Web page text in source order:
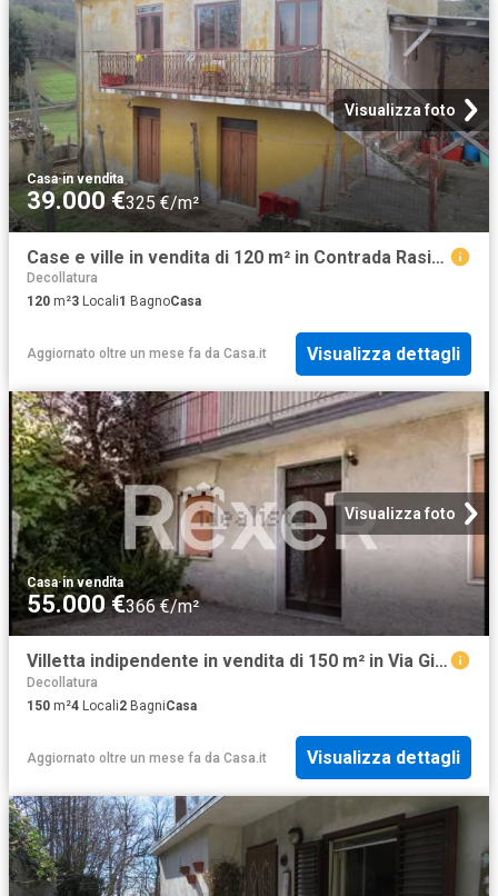
Visualizza foto
Casa·in vendita
39.000 €325 €/m²
Case e ville in vendita di 120 m² in Contrada Rasizzo, 28
Decollatura
120 m²3 Locali1 BagnoCasa
Aggiornato oltre un mese fa da Casa.it Visualizza dettagli
Visualizza foto
Casa·in vendita
55.000 €366 €/m²
Villetta indipendente in vendita di 150 m² in Via Giuseppe Verdi Vico IV
Decollatura
150 m²4 Locali2 BagniCasa
Aggiornato oltre un mese fa da Casa.it Visualizza dettagli